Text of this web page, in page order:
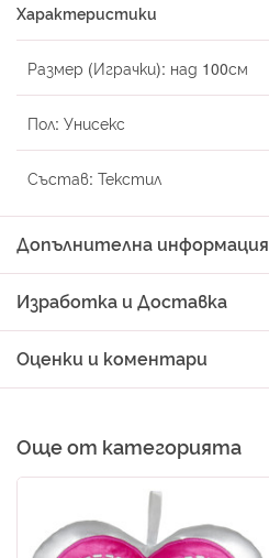
Характеристики
Размер (Играчки): над 100см
Пол: Унисекс
Състав: Текстил
Допълнителна информация
Изработка и Доставка
Оценки и коментари
Още от категорията